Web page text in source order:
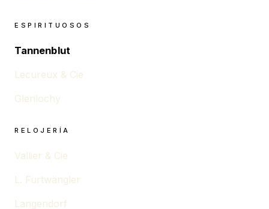
ESPIRITUOSOS
Tannenblut
Lecureux & Cie
Glenlochy
RELOJERÍA
Vallier & Cie
L. Furtwängler
Langendorf